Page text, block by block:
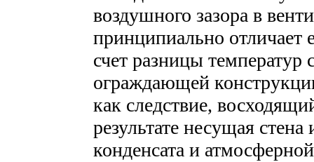
воздушного зазора в
принципиально отличает
счет разницы
ограждающей
как следствие,
результате несущая
конденсата и